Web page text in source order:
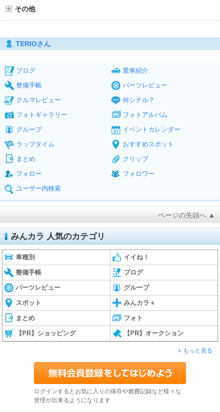
その他
TERIOさん
ブログ
愛車紹介
整備手帳
パーツレビュー
クルマレビュー
何シテル？
フォトギャラリー
フォトアルバム
グループ
イベントカレンダー
ラップタイム
おすすめスポット
まとめ
クリップ
フォロー
フォロワー
ユーザー内検索
ページの先頭へ ▲
みんカラ 人気のカテゴリ
車種別 イイね！
整備手帳 ブログ
パーツレビュー グループ
スポット みんカラ＋
まとめ フォト
【PR】ショッピング 【PR】オークション
もっと見る
ログインするとお気に入りの保存や燃費記録など様々な
管理が出来るようになります